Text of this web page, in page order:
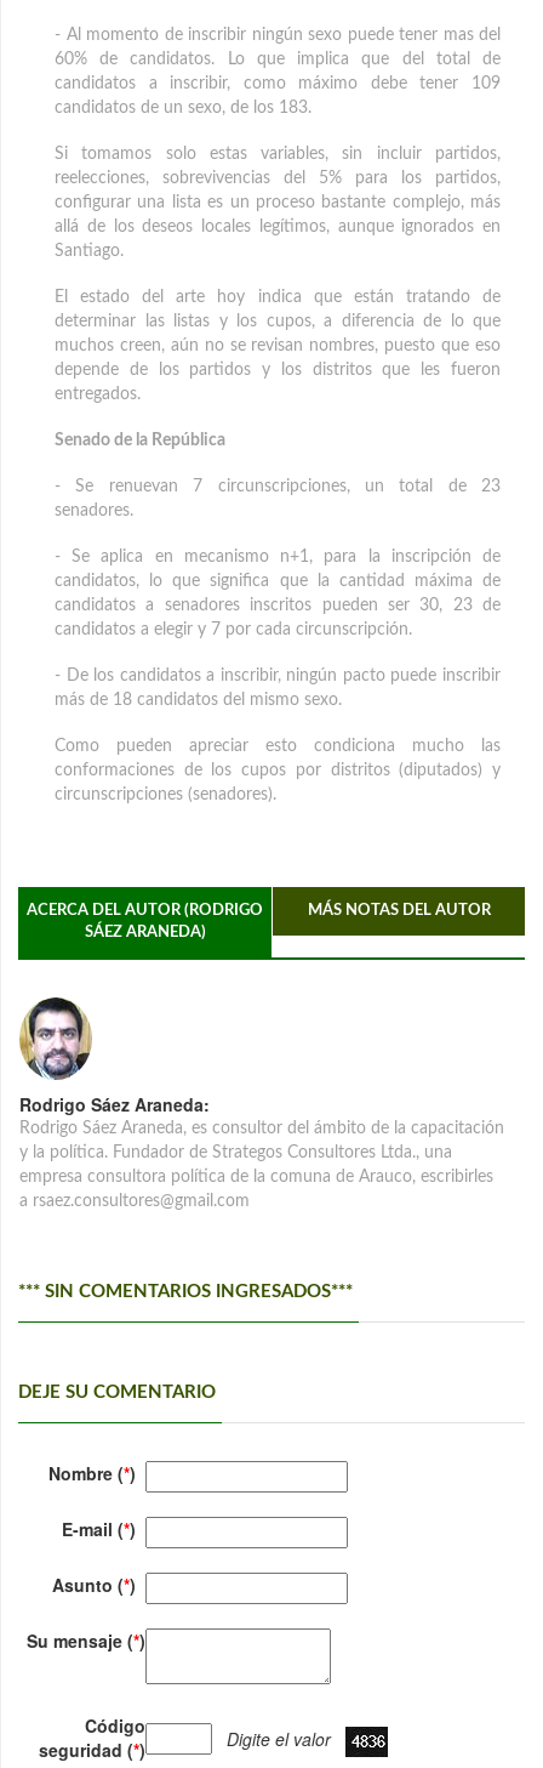
- Al momento de inscribir ningún sexo puede tener mas del
60% de candidatos. Lo que implica que del total de
candidatos a inscribir, como máximo debe tener 109
candidatos de un sexo, de los 183.
Si tomamos solo estas variables, sin incluir partidos,
reelecciones, sobrevivencias del 5% para los partidos,
configurar una lista es un proceso bastante complejo, más
allá de los deseos locales legítimos, aunque ignorados en
Santiago.
El estado del arte hoy indica que están tratando de
determinar las listas y los cupos, a diferencia de lo que
muchos creen, aún no se revisan nombres, puesto que eso
depende de los partidos y los distritos que les fueron
entregados.
Senado de la República
- Se renuevan 7 circunscripciones, un total de 23
senadores.
- Se aplica en mecanismo n+1, para la inscripción de
candidatos, lo que significa que la cantidad máxima de
candidatos a senadores inscritos pueden ser 30, 23 de
candidatos a elegir y 7 por cada circunscripción.
- De los candidatos a inscribir, ningún pacto puede inscribir
más de 18 candidatos del mismo sexo.
Como pueden apreciar esto condiciona mucho las
conformaciones de los cupos por distritos (diputados) y
circunscripciones (senadores).
ACERCA DEL AUTOR (RODRIGO
SÁEZ ARANEDA)
MÁS NOTAS DEL AUTOR
Rodrigo Sáez Araneda:
Rodrigo Sáez Araneda, es consultor del ámbito de la capacitación
y la política. Fundador de Strategos Consultores Ltda., una
empresa consultora política de la comuna de Arauco, escribirles
a rsaez.consultores@gmail.com
*** SIN COMENTARIOS INGRESADOS***
DEJE SU COMENTARIO
Nombre (*)
E-mail (*)
Asunto (*)
Su mensaje (*)
Código
seguridad (*) Digite el valor